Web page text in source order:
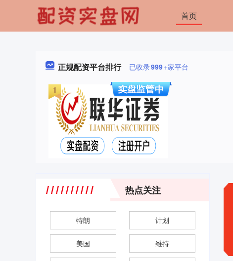
首页
正规配资平台排行 已收录999+家平台
热点关注
特朗 计划
美国 维持